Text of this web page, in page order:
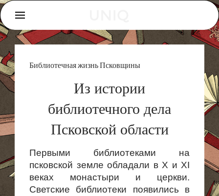
Библиотечная жизнь Псковщины
Из истории
библиотечного дела
Псковской области
Первыми библиотеками на
псковской земле обладали в X и XI
веках монастыри и церкви.
Светские библиотеки появились в